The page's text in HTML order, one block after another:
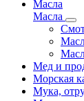
Масла
Масла
Мед и
Морская
Мука,